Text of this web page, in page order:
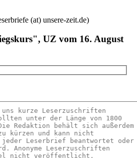
(at) unsere-zeit.de)
UZ vom 16. August